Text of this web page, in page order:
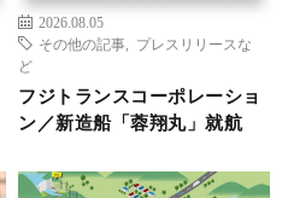
2026.08.05
その他の記事
プレスリリースな
ど
フジトランスコーポレーショ
ン／新造船「蓉翔丸」就航